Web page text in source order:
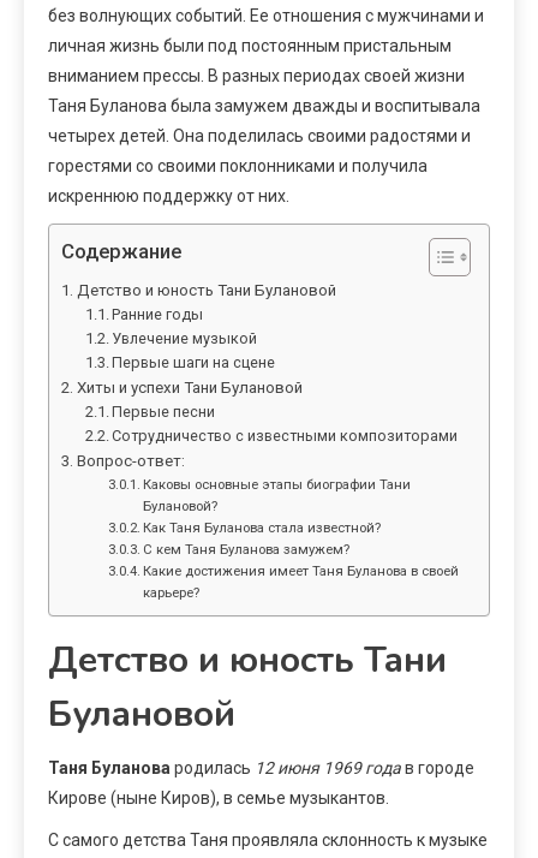
без волнующих событий. Ее отношения с мужчинами и
личная жизнь были под постоянным пристальным
вниманием прессы. В разных периодах своей жизни
Таня Буланова была замужем дважды и воспитывала
четырех детей. Она поделилась своими радостями и
горестями со своими поклонниками и получила
искреннюю поддержку от них.
Содержание
Детство и юность Тани Булановой
Ранние годы
Увлечение музыкой
Первые шаги на сцене
Хиты и успехи Тани Булановой
Первые песни
Сотрудничество с известными композиторами
Вопрос-ответ:
Каковы основные этапы биографии Тани
Булановой?
Как Таня Буланова стала известной?
С кем Таня Буланова замужем?
Какие достижения имеет Таня Буланова в своей
карьере?
Детство и юность Тани
Булановой
Таня Буланова родилась 12 июня 1969 годав городе
Кирове (ныне Киров), в семье музыкантов.
С самого детства Таня проявляла склонность к музыке